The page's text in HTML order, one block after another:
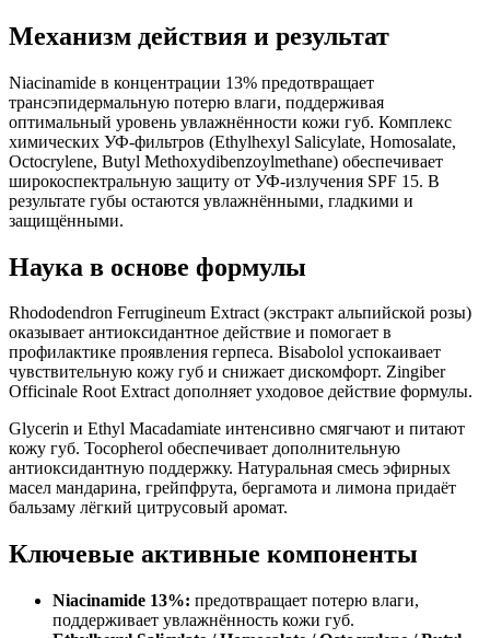
Механизм действия и результат
Niacinamide в концентрации 13% предотвращает
трансэпидермальную потерю влаги, поддерживая
оптимальный уровень увлажнённости кожи губ. Комплекс
химических УФ-фильтров (Ethylhexyl Salicylate, Homosalate,
Octocrylene, Butyl Methoxydibenzoylmethane) обеспечивает
широкоспектральную защиту от УФ-излучения SPF 15. В
результате губы остаются увлажнёнными, гладкими и
защищёнными.
Наука в основе формулы
Rhododendron Ferrugineum Extract (экстракт альпийской розы)
оказывает антиоксидантное действие и помогает в
профилактике проявления герпеса. Bisabolol успокаивает
чувствительную кожу губ и снижает дискомфорт. Zingiber
Officinale Root Extract дополняет уходовое действие формулы.
Glycerin и Ethyl Macadamiate интенсивно смягчают и питают
кожу губ. Tocopherol обеспечивает дополнительную
антиоксидантную поддержку. Натуральная смесь эфирных
масел мандарина, грейпфрута, бергамота и лимона придаёт
бальзаму лёгкий цитрусовый аромат.
Ключевые активные компоненты
Niacinamide 13%: предотвращает потерю влаги,
поддерживает увлажнённость кожи губ.